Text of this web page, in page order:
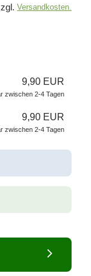
Versandkosten.
9,90 EUR
zwischen 2-4 Tagen
9,90 EUR
zwischen 2-4 Tagen